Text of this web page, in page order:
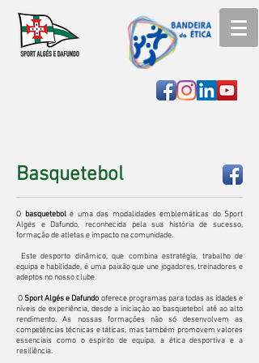
Basquetebol
O basquetebolé uma das modalidades emblemáticas do Sport
Algés e Dafundo, reconhecida pela sua história de sucesso,
formação de atletas e impacto na comunidade.
Este desporto dinâmico, que combina estratégia, trabalho de
equipa e habilidade, é uma paixão que une jogadores, treinadores e
adeptos no nosso clube.
OSport Algés e Dafundo oferece programas para todas as idades e
níveis de experiência, desde a iniciação ao basquetebol até ao alto
rendimento. As nossas formações não só desenvolvem as
competências técnicas e táticas, mas também promovem valores
essenciais como o espírito de equipa, a ética desportiva e a
resiliência.